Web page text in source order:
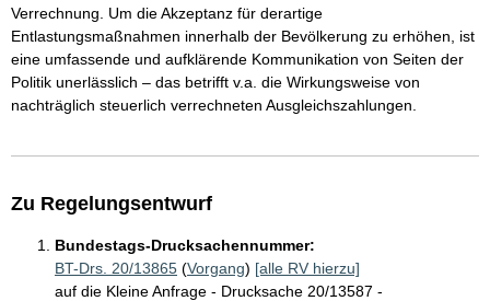
Verrechnung. Um die Akzeptanz für derartige
Entlastungsmaßnahmen innerhalb der Bevölkerung zu erhöhen, ist
eine umfassende und aufklärende Kommunikation von Seiten der
Politik unerlässlich – das betrifft v.a. die Wirkungsweise von
nachträglich steuerlich verrechneten Ausgleichszahlungen.
Zu Regelungsentwurf
Bundestags-Drucksachennummer:
BT-Drs. 20/13865 (Vorgang) [alle RV hierzu]
auf die Kleine Anfrage - Drucksache 20/13587 -